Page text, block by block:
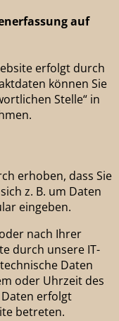
auf
erfolgt durch
können Sie
Stelle“ in
erhoben, dass Sie
z. B. um Daten
eingeben.
nach Ihrer
durch unsere IT-
Daten
oder Uhrzeit des
erfolgt
betreten.